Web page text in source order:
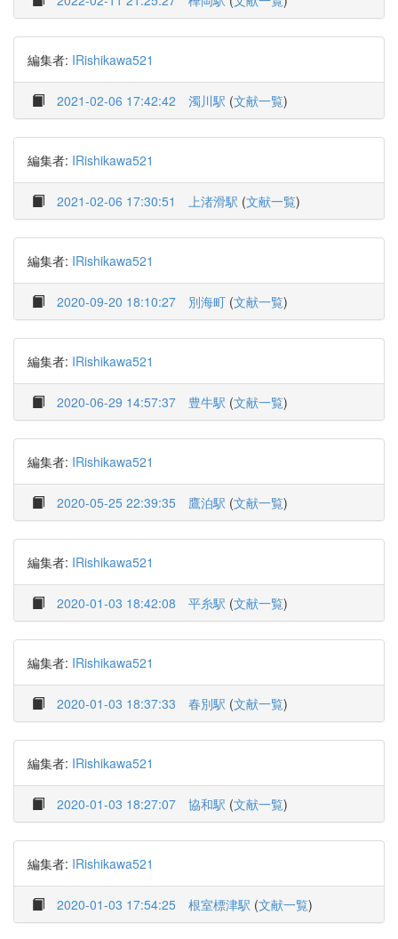
編集者: IRishikawa521
2021-02-06 17:42:42 濁川駅 (文献一覧)
編集者: IRishikawa521
2021-02-06 17:30:51 上渚滑駅 (文献一覧)
編集者: IRishikawa521
2020-09-20 18:10:27 別海町 (文献一覧)
編集者: IRishikawa521
2020-06-29 14:57:37 豊牛駅 (文献一覧)
編集者: IRishikawa521
2020-05-25 22:39:35 鷹泊駅 (文献一覧)
編集者: IRishikawa521
2020-01-03 18:42:08 平糸駅 (文献一覧)
編集者: IRishikawa521
2020-01-03 18:37:33 春別駅 (文献一覧)
編集者: IRishikawa521
2020-01-03 18:27:07 協和駅 (文献一覧)
編集者: IRishikawa521
2020-01-03 17:54:25 根室標津駅 (文献一覧)